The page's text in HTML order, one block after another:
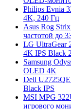
Philips Evnia
4K, 240 Гц
Asus Rog
частотой до
LG UltraGear
4K IPS Black
Samsung
OLED 4K
Dell
Black IPS
MSI MPG
игрового